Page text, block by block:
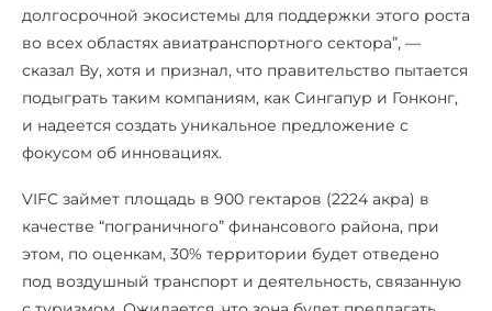
долгосрочной экосистемы для поддержки этого роста
во всех областях авиатранспортного сектора”, —
сказал Ву, хотя и признал, что правительство пытается
подыграть таким компаниям, как Сингапур и Гонконг,
и надеется создать уникальное предложение с
фокусом об инновациях.
VIFC займет площадь в 900 гектаров (2224 акра) в
качестве “пограничного” финансового района, при
этом, по оценкам, 30% территории будет отведено
под воздушный транспорт и деятельность, связанную